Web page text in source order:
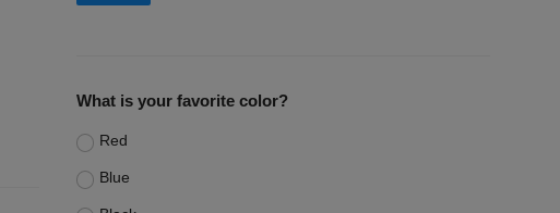
What is your favorite color?
Red
Blue